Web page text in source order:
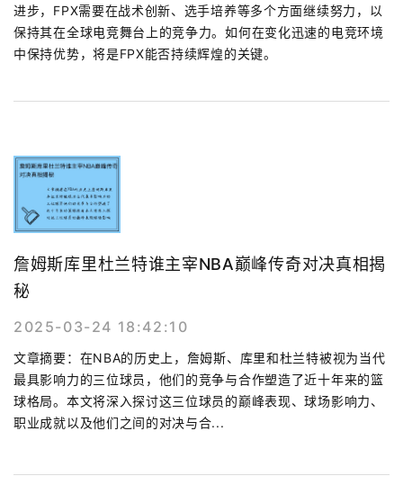
进步，FPX需要在战术创新、选手培养等多个方面继续努力，以
保持其在全球电竞舞台上的竞争力。如何在变化迅速的电竞环境
中保持优势，将是FPX能否持续辉煌的关键。
詹姆斯库里杜兰特谁主宰NBA巅峰传奇对决真相揭
秘
2025-03-24 18:42:10
文章摘要：在NBA的历史上，詹姆斯、库里和杜兰特被视为当代
最具影响力的三位球员，他们的竞争与合作塑造了近十年来的篮
球格局。本文将深入探讨这三位球员的巅峰表现、球场影响力、
职业成就以及他们之间的对决与合...